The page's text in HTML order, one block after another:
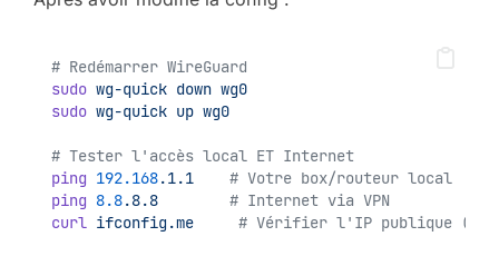
# Redémarrer WireGuard
sudo wg-quick down wg0
sudo wg-quick up wg0
# Tester l'accès local ET Internet
ping 192.168.1.1
# Votre box/routeur local
ping 8.8.8.8
# Internet via VPN
curl ifconfig.me # Vérifier l'IP publique